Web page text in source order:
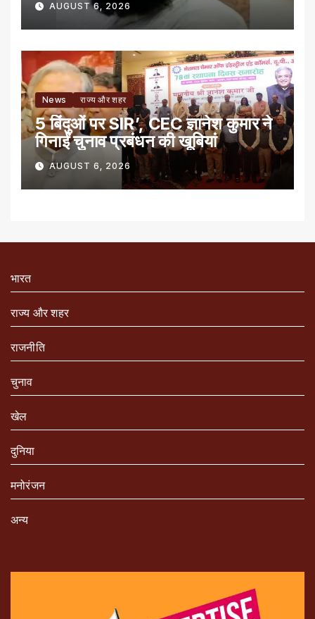
AUGUST 6, 2026
News राज्य और शहर
5 बिंदुओं पर SIR’, CEC ज्ञानेश कुमार ने
गिनाईं चुनाव प्रबंधन की खूबियां
AUGUST 6, 2026
भारत
राज्य और शहर
राजनीति
चुनाव
खेल
दुनिया
मनोरंजन
अन्य